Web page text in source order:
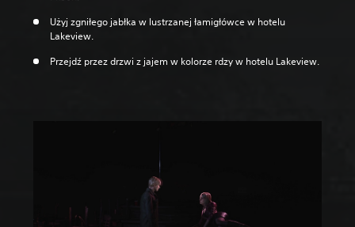
Użyj zgniłego jabłka w lustrzanej łamigłówce w hotelu
Lakeview.
Przejdź przez drzwi z jajem w kolorze rdzy w hotelu Lakeview.